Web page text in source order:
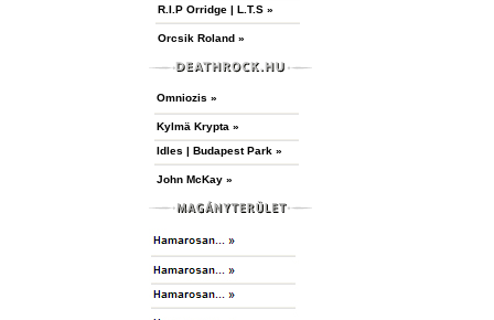
R.I.P Orridge | L.T.S »
Orcsik Roland »
Omniozis »
Kylmä Krypta »
Idles | Budapest Park »
John McKay »